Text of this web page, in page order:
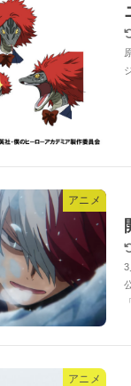
アニメ
3
アニメ